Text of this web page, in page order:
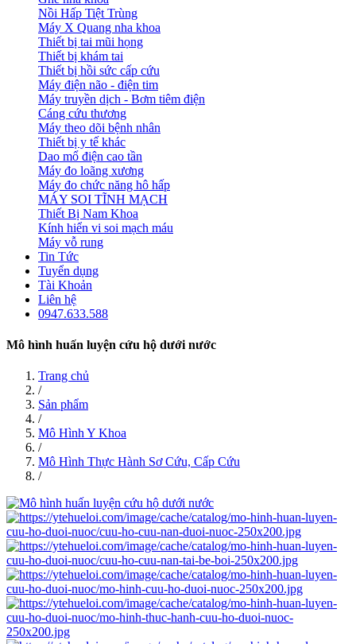
Nồi Hấp Tiệt Trùng
Máy X Quang nha khoa
Thiết bị tai mũi họng
Thiết bị khám tai
Thiết bị hồi sức cấp cứu
Máy điện não - điện tim
Máy truyền dịch - Bơm tiêm điện
Cáng cứu thương
Máy theo dõi bệnh nhân
Thiết bị y tế khác
Dao mổ điện cao tần
Máy đo loãng xương
Máy đo chức năng hô hấp
MÁY SOI TĨNH MẠCH
Thiết Bị Nam Khoa
Kính hiển vi soi mạch máu
Máy vỗ rung
Tin Tức
Tuyển dụng
Tài Khoản
Liên hệ
0947.633.588
Mô hình huấn luyện cứu hộ dưới nước
Trang chủ
/
Sản phẩm
/
Mô Hình Y Khoa
/
Mô Hình Thực Hành Sơ Cứu, Cấp Cứu
/